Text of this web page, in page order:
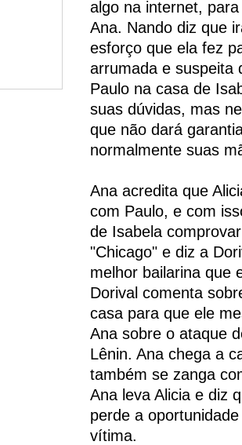
algo na internet,
Ana. Nando diz que
esforço que ela fez
arrumada e suspeita
Paulo na casa de
suas dúvidas, mas
que não dará
normalmente suas
Ana acredita que
com Paulo, e com
de Isabela
"Chicago" e diz a
melhor bailarina que
Dorival comenta
casa para que ele
Ana sobre o ataque
Lênin. Ana chega a
também se zanga
Ana leva Alicia e diz
perde a
vítima.